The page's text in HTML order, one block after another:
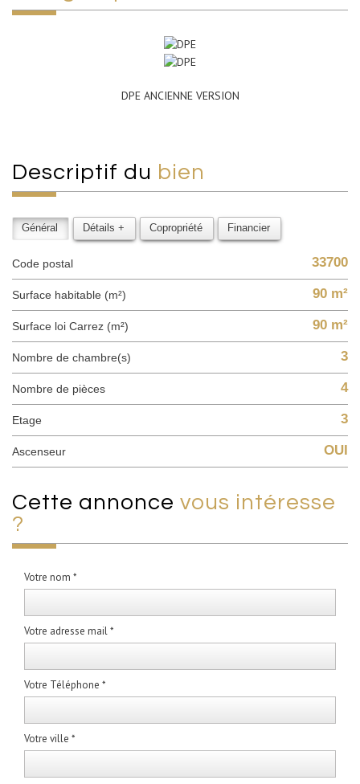
DPE ANCIENNE VERSION
descriptif du bien
Général Détails + Copropriété Financier
Code postal 33700
Surface habitable (m²) 90 m²
Surface loi Carrez (m²) 90 m²
Nombre de chambre(s) 3
Nombre de pièces 4
Etage 3
Ascenseur OUI
cette annonce vous intéresse
?
Votre nom *
Votre adresse mail *
Votre Téléphone *
Votre ville *